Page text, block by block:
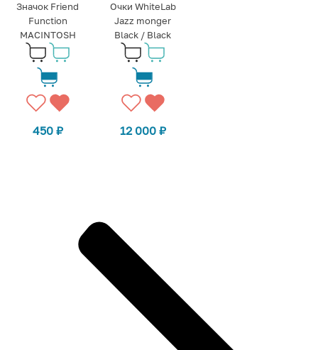
Значок Friend
Function
MACINTOSH
450 ₽
Очки WhiteLab
Jazz monger
Black / Black
12 000 ₽